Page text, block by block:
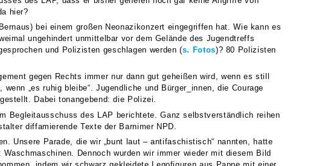
hier?
bei einem großen Neonazikonzert eingegriffen hat. Wie kann es
ungehindert unmittelbar vor dem Gelände des Jugendtreffs
und Polizisten geschlagen werden (s. Fotos)? 80 Polizisten
gegen Rechts immer nur dann gut geheißen wird, wenn es still
„es ruhig bleibe“. Jugendliche und Bürger_innen, die Courage
Dabei tonangebend: die Polizei.
Begleitausschuss des LAP berichtete. Ganz selbstverständlich reihen
diffamierende Texte der Barnimer NPD.
Unsere Parade, die wir „bunt­ laut – antifaschistisch“ nannten, hatte
Dennoch wurden wir immer wieder mit diesem Bild